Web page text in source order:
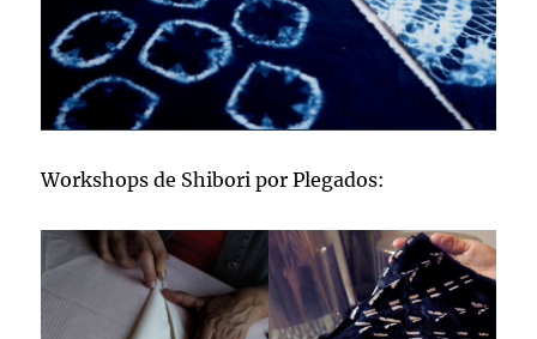
Workshops de Shibori por Plegados: